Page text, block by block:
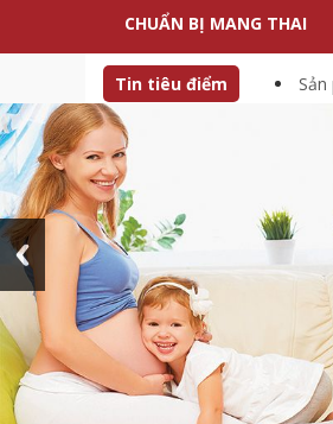
CHUẨN BỊ MANG THAI
Tin tiêu điểm